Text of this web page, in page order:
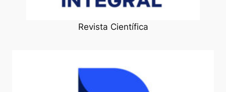
Revista Científica